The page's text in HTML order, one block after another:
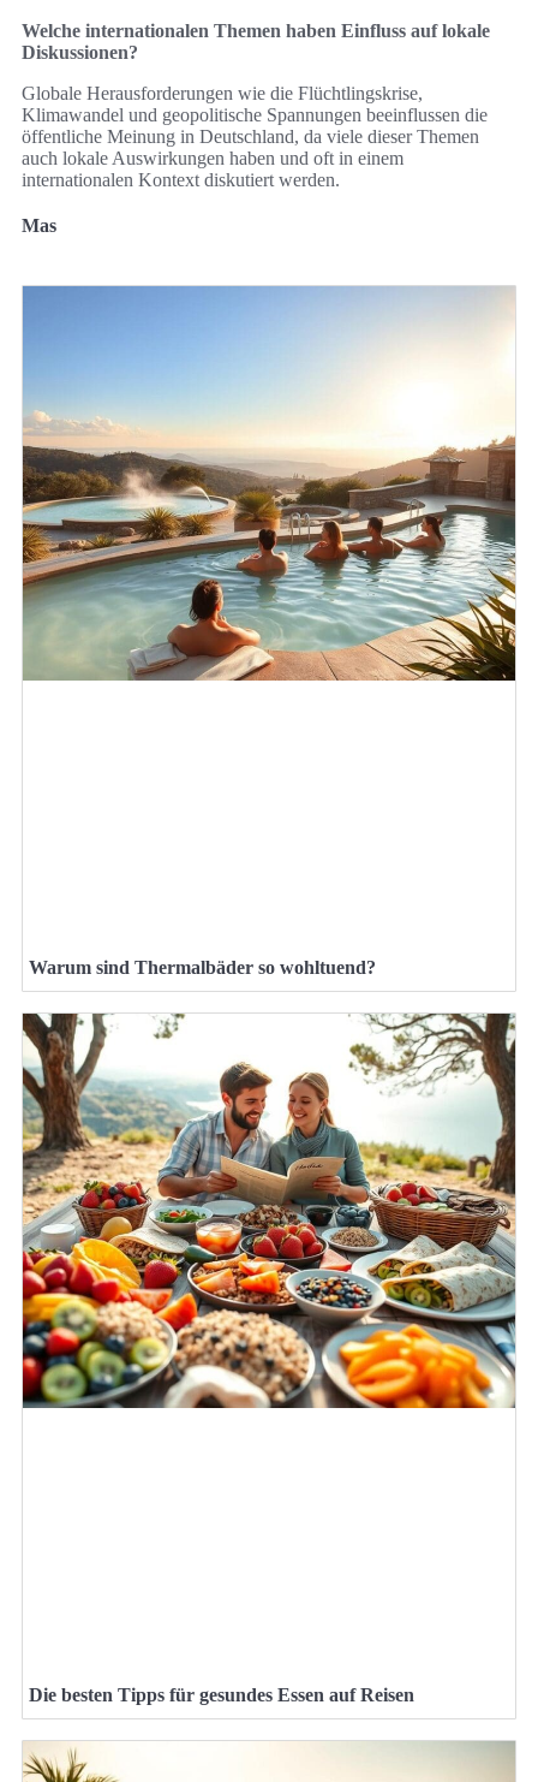
Welche internationalen Themen haben Einfluss auf lokale
Diskussionen?
Globale Herausforderungen wie die Flüchtlingskrise,
Klimawandel und geopolitische Spannungen beeinflussen die
öffentliche Meinung in Deutschland, da viele dieser Themen
auch lokale Auswirkungen haben und oft in einem
internationalen Kontext diskutiert werden.
Mas
Warum sind Thermalbäder so wohltuend?
Die besten Tipps für gesundes Essen auf Reisen